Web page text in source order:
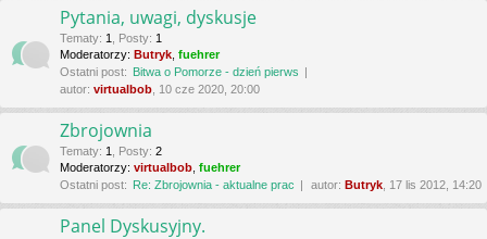
Pytania, uwagi, dyskusje
Tematy: 1 Posty: 1
Moderatorzy: Butryk fuehrer
Ostatni post: Bitwa o Pomorze - dzień pierws
autor: virtualbob , 10 cze 2020, 20:00
Zbrojownia
Tematy: 1 Posty: 2
Moderatorzy: virtualbob fuehrer
Ostatni post: Re: Zbrojownia - aktualne prac autor: Butryk , 17 lis 2012, 14:20
Panel Dyskusyjny.